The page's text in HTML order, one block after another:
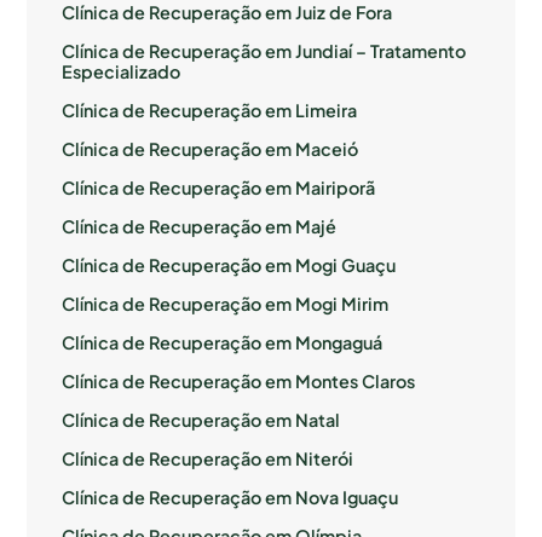
Clínica de Recuperação em Juiz de Fora
Clínica de Recuperação em Jundiaí – Tratamento
Especializado
Clínica de Recuperação em Limeira
Clínica de Recuperação em Maceió
Clínica de Recuperação em Mairiporã
Clínica de Recuperação em Majé
Clínica de Recuperação em Mogi Guaçu
Clínica de Recuperação em Mogi Mirim
Clínica de Recuperação em Mongaguá
Clínica de Recuperação em Montes Claros
Clínica de Recuperação em Natal
Clínica de Recuperação em Niterói
Clínica de Recuperação em Nova Iguaçu